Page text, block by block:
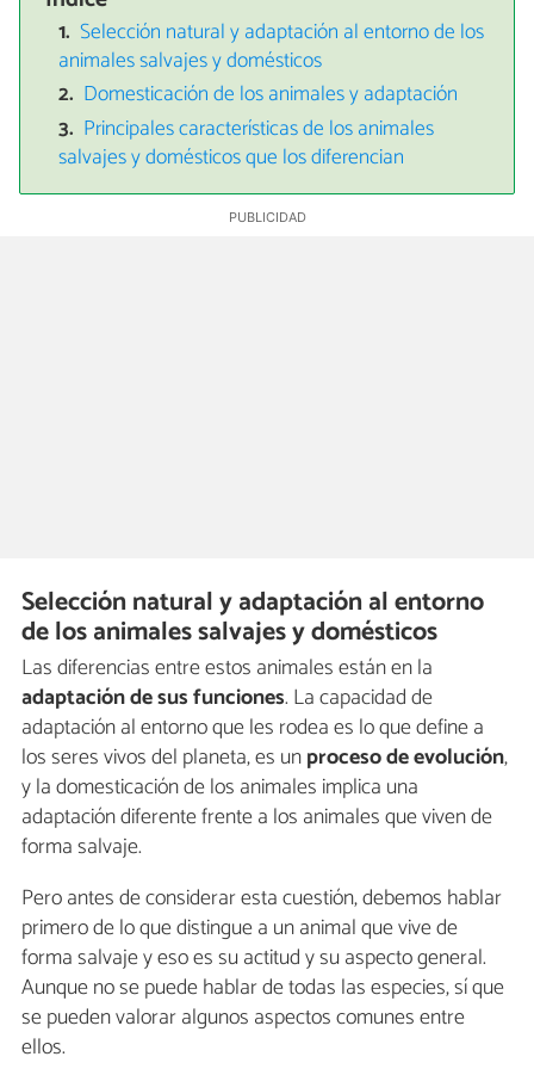
Selección natural y adaptación al entorno de los
animales salvajes y domésticos
Domesticación de los animales y adaptación
Principales características de los animales
salvajes y domésticos que los diferencian
Selección natural y adaptación al entorno
de los animales salvajes y domésticos
Las diferencias entre estos animales están en la
adaptación de sus funciones. La capacidad de
adaptación al entorno que les rodea es lo que define a
los seres vivos del planeta, es unproceso de evolución,
y la domesticación de los animales implica una
adaptación diferente frente a los animales que viven de
forma salvaje.
Pero antes de considerar esta cuestión, debemos hablar
primero de lo que distingue a un animal que vive de
forma salvaje y eso es su actitud y su aspecto general.
Aunque no se puede hablar de todas las especies, sí que
se pueden valorar algunos aspectos comunes entre
ellos.